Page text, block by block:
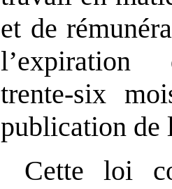
et de
trente‑six
publication de
Cette loi